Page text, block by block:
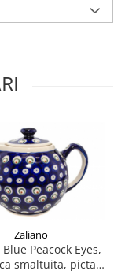
Zaliano
Peacock Eyes,
smaltuita, pictat